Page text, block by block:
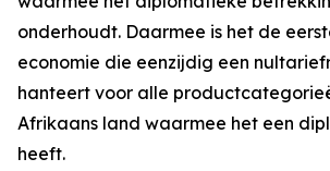
onderhoudt. Daarmee is het de
economie die eenzijdig een
hanteert voor alle
Afrikaans land waarmee het een
heeft.